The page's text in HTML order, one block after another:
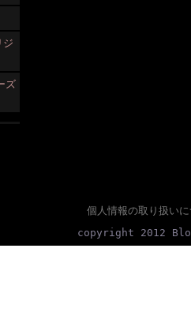
ズ
個人情報の取り扱い
copyright 2012